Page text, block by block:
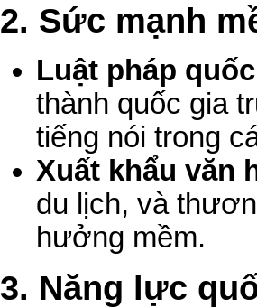
2. Sức mạnh
Luật pháp
thành quốc gia
tiếng nói trong
Xuất khẩu văn
du lịch, và
hưởng mềm.
3. Năng lực